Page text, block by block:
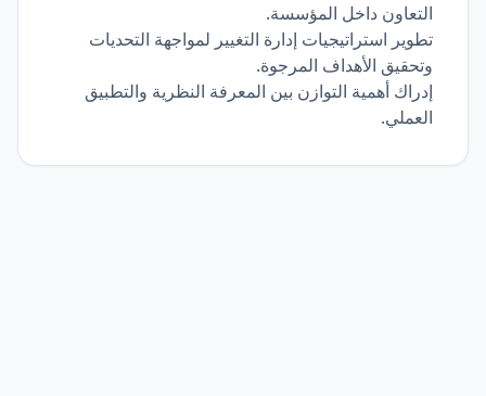
التعاون داخل المؤسسة.
تطوير استراتيجيات إدارة التغيير لمواجهة التحديات
وتحقيق الأهداف المرجوة.
إدراك أهمية التوازن بين المعرفة النظرية والتطبيق
العملي.